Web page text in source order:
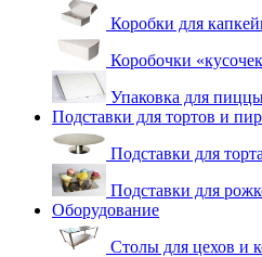
Коробки для
Коробочки
Упаковка для
Подставки для тортов и
Подставки для
Подставки для
Оборудование
Столы для цехов и